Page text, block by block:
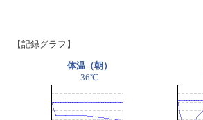
【記録グラフ】
体温（朝）
36℃